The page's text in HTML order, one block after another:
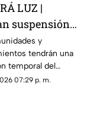
LUZ |
suspensión
eléctrico
estás
zonas
y
tendrán una
temporal del
durante
07:29 p. m.